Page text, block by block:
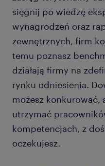
sięgnij po wiedzę
wynagrodzeń oraz
zewnętrznych, firm
temu poznasz
działają firmy na
rynku odniesienia.
możesz konkurować,
utrzymać
kompetencjach, z
oczekujesz.